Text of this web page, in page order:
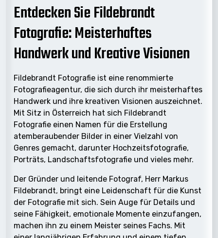
Entdecken Sie Fildebrandt
Fotografie: Meisterhaftes
Handwerk und Kreative Visionen
Fildebrandt Fotografie ist eine renommierte
Fotografieagentur, die sich durch ihr meisterhaftes
Handwerk und ihre kreativen Visionen auszeichnet.
Mit Sitz in Österreich hat sich Fildebrandt
Fotografie einen Namen für die Erstellung
atemberaubender Bilder in einer Vielzahl von
Genres gemacht, darunter Hochzeitsfotografie,
Porträts, Landschaftsfotografie und vieles mehr.
Der Gründer und leitende Fotograf, Herr Markus
Fildebrandt, bringt eine Leidenschaft für die Kunst
der Fotografie mit sich. Sein Auge für Details und
seine Fähigkeit, emotionale Momente einzufangen,
machen ihn zu einem Meister seines Fachs. Mit